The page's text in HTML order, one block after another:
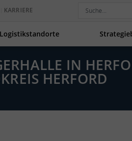
KARRIERE
Logistikstandorte
IN
HERFORD